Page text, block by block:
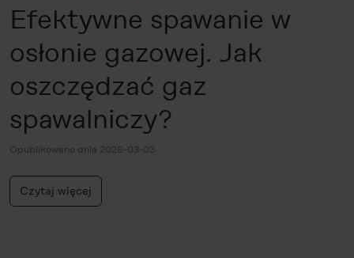
Efektywne spawanie w
osłonie gazowej. Jak
oszczędzać gaz
spawalniczy?
Opublikowano dnia 2026-03-03
Czytaj więcej